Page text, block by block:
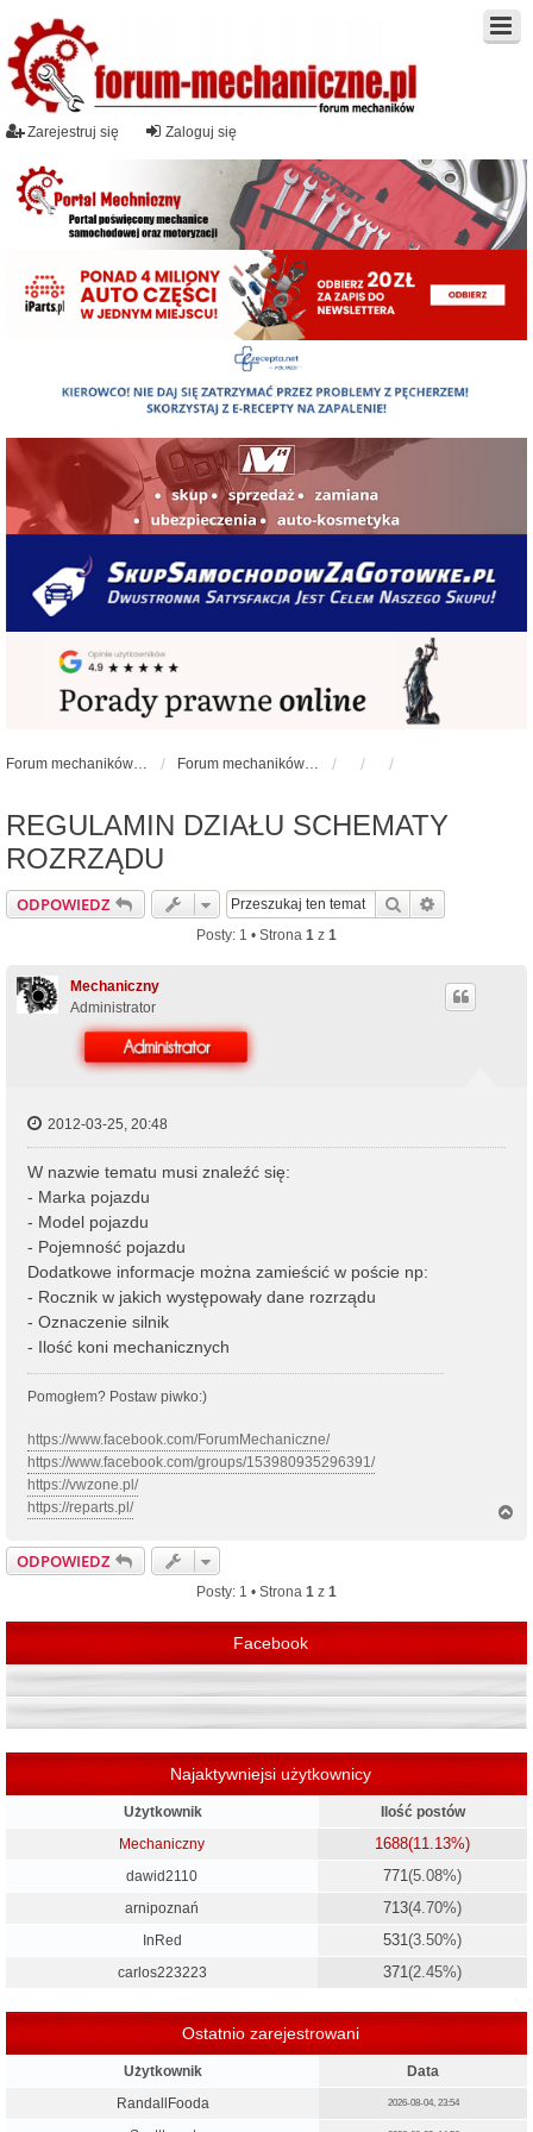
Zaloguj się
Zarejestruj się
Forum mechaników samochodowych - forum-mechaniczne.pl Forum mechaników samochodowych
REGULAMIN DZIAŁU SCHEMATY
ROZRZĄDU
ODPOWIEDZ Szukaj
Posty: 1 • Strona 1 z 1
Mechaniczny
Administrator
2012-03-25, 20:48
W nazwie tematu musi znaleźć się:
- Marka pojazdu
- Model pojazdu
- Pojemność pojazdu
Dodatkowe informacje można zamieścić w poście np:
- Rocznik w jakich występowały dane rozrządu
- Oznaczenie silnik
- Ilość koni mechanicznych
Pomogłem? Postaw piwko:)
https://www.facebook.com/ForumMechaniczne/
https://www.facebook.com/groups/153980935296391/
https://vwzone.pl/
https://reparts.pl/
ODPOWIEDZ
Posty: 1 • Strona 1 z 1
Facebook
Najaktywniejsi użytkownicy
Użytkownik
Ilość postów
Mechaniczny
1688(11.13%)
dawid2110 771(5.08%)
arnipoznań 713(4.70%)
InRed 531(3.50%)
carlos223223 371(2.45%)
Ostatnio zarejestrowani
Użytkownik
Data
RandallFooda
2026-08-04, 23:54